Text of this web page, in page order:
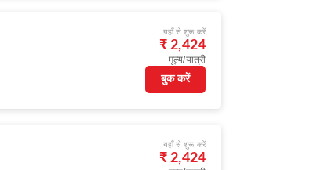
यहाँ से शुरू करें
₹ 2,424
मूल्य/यात्री
बुक करें
यहाँ से शुरू करें
₹ 2,424